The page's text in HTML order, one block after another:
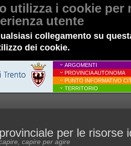
utilizza i cookie per
utente
collegamento su
dei cookie.
ARGOMENTI
PROVINCIA AUTONOMA
PUNTO INFORMATIVO
TERRITORIO
per le risorse
capire per agire